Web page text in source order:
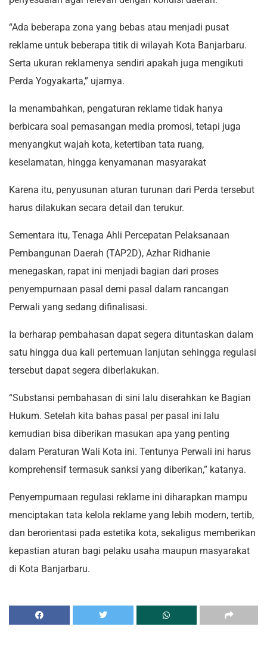
“Ada beberapa zona yang bebas atau menjadi pusat
reklame untuk beberapa titik di wilayah Kota Banjarbaru.
Serta ukuran reklamenya sendiri apakah juga mengikuti
Perda Yogyakarta,” ujarnya.
Ia menambahkan, pengaturan reklame tidak hanya
berbicara soal pemasangan media promosi, tetapi juga
menyangkut wajah kota, ketertiban tata ruang,
keselamatan, hingga kenyamanan masyarakat
Karena itu, penyusunan aturan turunan dari Perda tersebut
harus dilakukan secara detail dan terukur.
Sementara itu, Tenaga Ahli Percepatan Pelaksanaan
Pembangunan Daerah (TAP2D), Azhar Ridhanie
menegaskan, rapat ini menjadi bagian dari proses
penyempurnaan pasal demi pasal dalam rancangan
Perwali yang sedang difinalisasi.
Ia berharap pembahasan dapat segera dituntaskan dalam
satu hingga dua kali pertemuan lanjutan sehingga regulasi
tersebut dapat segera diberlakukan.
“Substansi pembahasan di sini lalu diserahkan ke Bagian
Hukum. Setelah kita bahas pasal per pasal ini lalu
kemudian bisa diberikan masukan apa yang penting
dalam Peraturan Wali Kota ini. Tentunya Perwali ini harus
komprehensif termasuk sanksi yang diberikan,” katanya.
Penyempurnaan regulasi reklame ini diharapkan mampu
menciptakan tata kelola reklame yang lebih modern, tertib,
dan berorientasi pada estetika kota, sekaligus memberikan
kepastian aturan bagi pelaku usaha maupun masyarakat
di Kota Banjarbaru.